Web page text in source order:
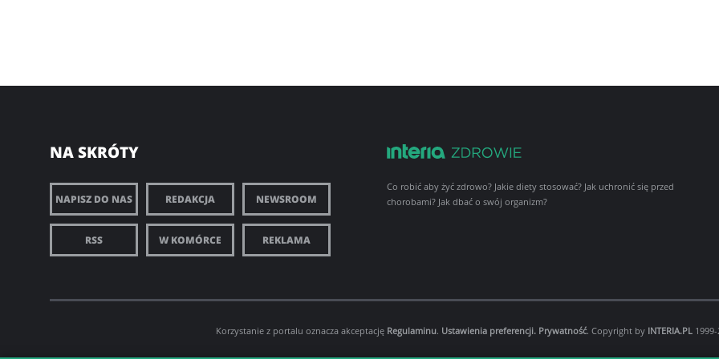
NA SKRÓTY
NAPISZ DO NAS REDAKCJA NEWSROOM
RSS W KOMÓRCE REKLAMA
Co robić aby żyć zdrowo? Jakie diety stosować? Jak uchronić się przed
chorobami? Jak dbać o swój organizm?
Korzystanie z portalu oznacza akceptację Regulaminu. Ustawienia preferencji. Prywatność. Copyright by INTERIA.PL